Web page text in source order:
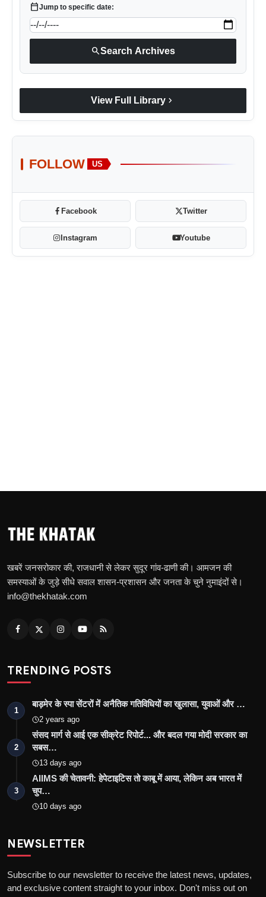
calendar_todayJump to specific date:
searchSearch Archives
View Full Library chevron_right
FOLLOW US
Facebook Twitter
Instagram Youtube
खबरें जनसरोकार की, राजधानी से लेकर सुदूर गांव-ढाणी की। आमजन की
समस्याओं के जुड़े सीधे सवाल शासन-प्रशासन और जनता के चुने नुमाइंदों से।
info@thekhatak.com
TRENDING POSTS
1
बाड़मेर के स्पा सेंटरों में अनैतिक गतिविधियों का खुलासा, युवाओं और …
2 years ago
2
संसद मार्ग से आई एक सीक्रेट रिपोर्ट... और बदल गया मोदी सरकार का
सबस…
13 days ago
3
AIIMS की चेतावनी: हेपेटाइटिस तो काबू में आया, लेकिन अब भारत में
चुप…
10 days ago
NEWSLETTER
Subscribe to our newsletter to receive the latest news, updates,
and exclusive content straight to your inbox. Don't miss out on